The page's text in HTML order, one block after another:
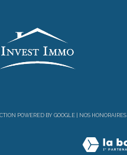
POWERED BY GOOGLE | NOS HONORAIRES